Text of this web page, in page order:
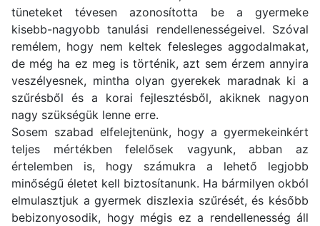
tüneteket tévesen azonosította be a gyermeke
kisebb-nagyobb tanulási rendellenességeivel. Szóval
remélem, hogy nem keltek felesleges aggodalmakat,
de még ha ez meg is történik, azt sem érzem annyira
veszélyesnek, mintha olyan gyerekek maradnak ki a
szűrésből és a korai fejlesztésből, akiknek nagyon
nagy szükségük lenne erre.
Sosem szabad elfelejtenünk, hogy a gyermekeinkért
teljes mértékben felelősek vagyunk, abban az
értelemben is, hogy számukra a lehető legjobb
minőségű életet kell biztosítanunk. Ha bármilyen okból
elmulasztjuk a gyermek diszlexia szűrését, és később
bebizonyosodik, hogy mégis ez a rendellenesség áll